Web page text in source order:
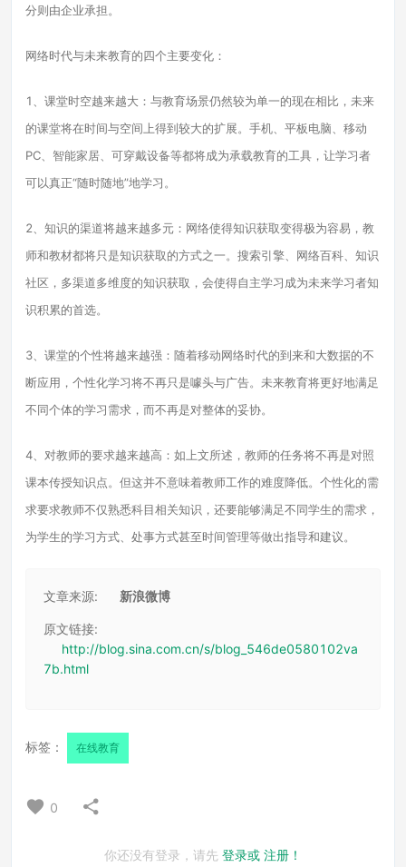
分则由企业承担。
网络时代与未来教育的四个主要变化：
1、课堂时空越来越大：与教育场景仍然较为单一的现在相比，未来
的课堂将在时间与空间上得到较大的扩展。手机、平板电脑、移动
PC、智能家居、可穿戴设备等都将成为承载教育的工具，让学习者
可以真正“随时随地”地学习。
2、知识的渠道将越来越多元：网络使得知识获取变得极为容易，教
师和教材都将只是知识获取的方式之一。搜索引擎、网络百科、知识
社区，多渠道多维度的知识获取，会使得自主学习成为未来学习者知
识积累的首选。
3、课堂的个性将越来越强：随着移动网络时代的到来和大数据的不
断应用，个性化学习将不再只是噱头与广告。未来教育将更好地满足
不同个体的学习需求，而不再是对整体的妥协。
4、对教师的要求越来越高：如上文所述，教师的任务将不再是对照
课本传授知识点。但这并不意味着教师工作的难度降低。个性化的需
求要求教师不仅熟悉科目相关知识，还要能够满足不同学生的需求，
为学生的学习方式、处事方式甚至时间管理等做出指导和建议。
文章来源: 新浪微博
原文链接:
http://blog.sina.com.cn/s/blog_546de0580102va
7b.html
标签： 在线教育
0
你还没有登录，请先 登录或 注册！